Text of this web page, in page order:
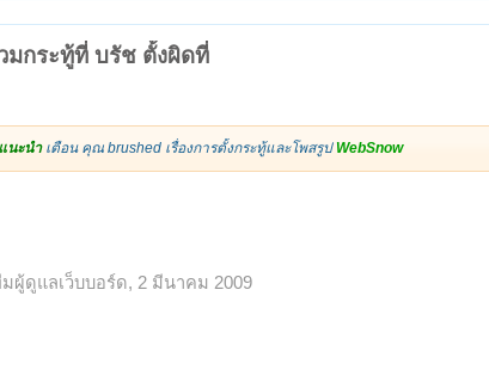
มกระทู้ที่ บรัช ตั้งผิดที่
แนะนำ เตือน คุณ brushed เรื่องการตั้งกระทู้และโพสรูป WebSnow
ผู้ดูแลเว็บบอร์ด, 2 มีนาคม 2009